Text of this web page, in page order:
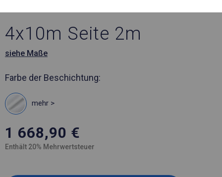
4x10m Seite 2m
siehe Maße
Farbe der Beschichtung:
mehr >
1 668,90 €
Enthält 20% Mehrwertsteuer